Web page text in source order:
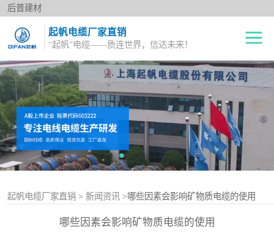
后普建材
起帆电缆厂家直销
“起帆”电缆——质连世界，信达未来！
起帆电缆厂家直销 > 新闻资讯 >哪些因素会影响矿物质电缆的使用
哪些因素会影响矿物质电缆的使用
绝缘电线
电力电缆
橡套电缆
电源护套线
控制电缆
单股铜芯线BV
多股铜芯软电线BVR
双绞花线RVS
阻燃电线